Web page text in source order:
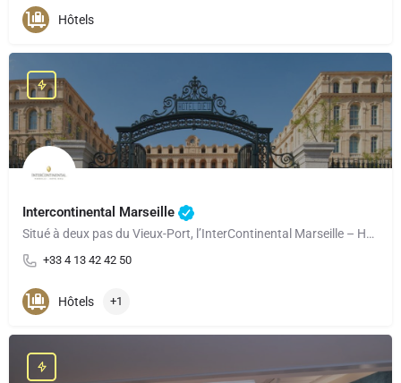
Hôtels
Intercontinental Marseille
Situé à deux pas du Vieux-Port, l’InterContinental Marseille – Hotel Dieu bénéficie d’une situation idéale au…
+33 4 13 42 42 50
Hôtels +1